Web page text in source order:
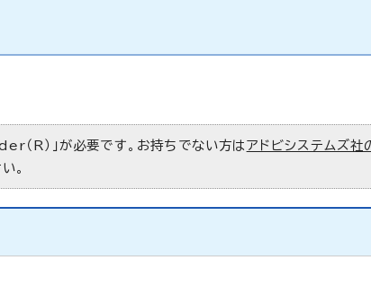
（R）」が必要です。お持ちでない方は アドビシステムズ社
。